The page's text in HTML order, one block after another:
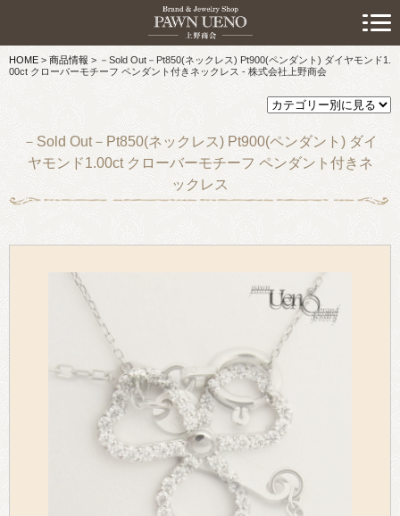
HOME > 商品情報> －Sold Out－Pt850(ネックレス) Pt900(ペンダント) ダイヤモンド1.
00ct クローバーモチーフ ペンダント付きネックレス - 株式会社上野商会
－Sold Out－Pt850(ネックレス) Pt900(ペンダント) ダイ
ヤモンド1.00ct クローバーモチーフ ペンダント付きネ
ックレス
> 初めての方へ
> 預けたい方
> 売りたい方
> 買いたい方
> 取り扱い品目
> 商品情報
> キャンペーン情報
> 会社概要
> アクセス
> よくあるご質問